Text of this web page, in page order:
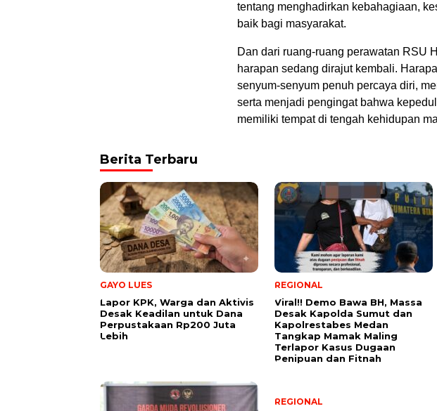
tentang menghadirkan kebahagiaan,
baik bagi masyarakat.
Dan dari ruang-ruang perawatan RSU
harapan sedang dirajut kembali.
senyum-senyum penuh percaya diri,
serta menjadi pengingat bahwa
memiliki tempat di tengah kehidupan
Berita Terbaru
GAYO LUES
Lapor KPK, Warga dan Aktivis
Desak Keadilan untuk Dana
Perpustakaan Rp200 Juta
Lebih
REGIONAL
Viral!! Demo Bawa BH, Massa
Desak Kapolda Sumut dan
Kapolrestabes Medan
Tangkap Mamak Maling
Terlapor Kasus Dugaan
Penipuan dan Fitnah
REGIONAL